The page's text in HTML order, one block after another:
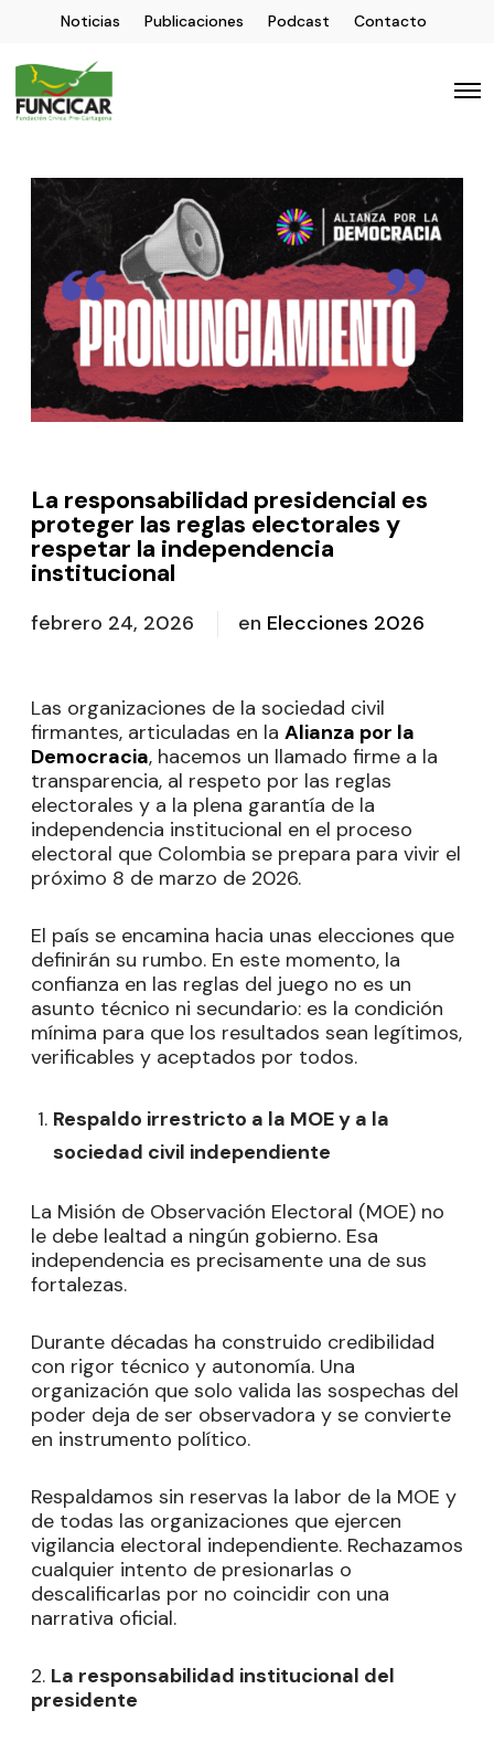
Noticias Publicaciones Podcast Contacto
La responsabilidad presidencial es
proteger las reglas electorales y
respetar la independencia
institucional
febrero 24, 2026 en Elecciones 2026
Las organizaciones de la sociedad civil
firmantes, articuladas en la Alianza por la
Democracia, hacemos un llamado firme a la
transparencia, al respeto por las reglas
electorales y a la plena garantía de la
independencia institucional en el proceso
electoral que Colombia se prepara para vivir el
próximo 8 de marzo de 2026.
El país se encamina hacia unas elecciones que
definirán su rumbo. En este momento, la
confianza en las reglas del juego no es un
asunto técnico ni secundario: es la condición
mínima para que los resultados sean legítimos,
verificables y aceptados por todos.
Respaldo irrestricto a la MOE y a la
sociedad civil independiente
La Misión de Observación Electoral (MOE) no
le debe lealtad a ningún gobierno. Esa
independencia es precisamente una de sus
fortalezas.
Durante décadas ha construido credibilidad
con rigor técnico y autonomía. Una
organización que solo valida las sospechas del
poder deja de ser observadora y se convierte
en instrumento político.
Respaldamos sin reservas la labor de la MOE y
de todas las organizaciones que ejercen
vigilancia electoral independiente. Rechazamos
cualquier intento de presionarlas o
descalificarlas por no coincidir con una
narrativa oficial.
2. La responsabilidad institucional del
presidente